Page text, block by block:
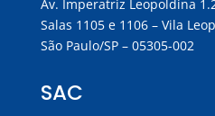
Av. Imperatriz Leopoldina
Salas 1105 e 1106 – Vila
São Paulo/SP – 05305-002
SAC